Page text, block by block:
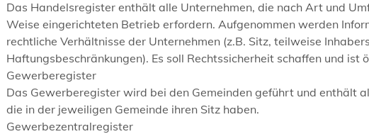
Das Handelsregister enthält alle Unternehmen, die nach Art und
Weise eingerichteten Betrieb erfordern. Aufgenommen werden
rechtliche Verhältnisse der Unternehmen (z.B. Sitz, teilweise
Haftungsbeschränkungen). Es soll Rechtssicherheit schaffen und ist
Gewerberegister
Das Gewerberegister wird bei den Gemeinden geführt und enthält
die in der jeweiligen Gemeinde ihren Sitz haben.
Gewerbezentralregister